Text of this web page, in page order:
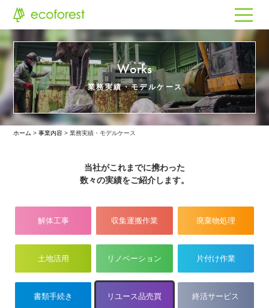
Works
業務実績・モデルケース
ホーム 事業内容 業務実績・モデルケース
当社がこれまでに携わった
数々の実績をご紹介します。
解体工事 収集運搬作業 廃棄物処理
土地活用 リノベーション 片付け作業
書類手続き リユース品売買 終活サービス